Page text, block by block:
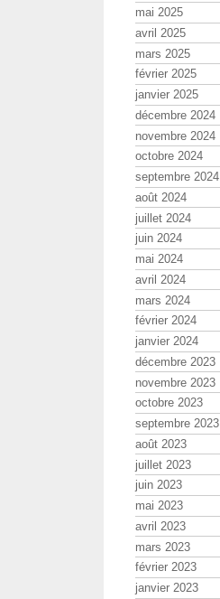
mai 2025
avril 2025
mars 2025
février 2025
janvier 2025
décembre 2024
novembre 2024
octobre 2024
septembre 2024
août 2024
juillet 2024
juin 2024
mai 2024
avril 2024
mars 2024
février 2024
janvier 2024
décembre 2023
novembre 2023
octobre 2023
septembre 2023
août 2023
juillet 2023
juin 2023
mai 2023
avril 2023
mars 2023
février 2023
janvier 2023